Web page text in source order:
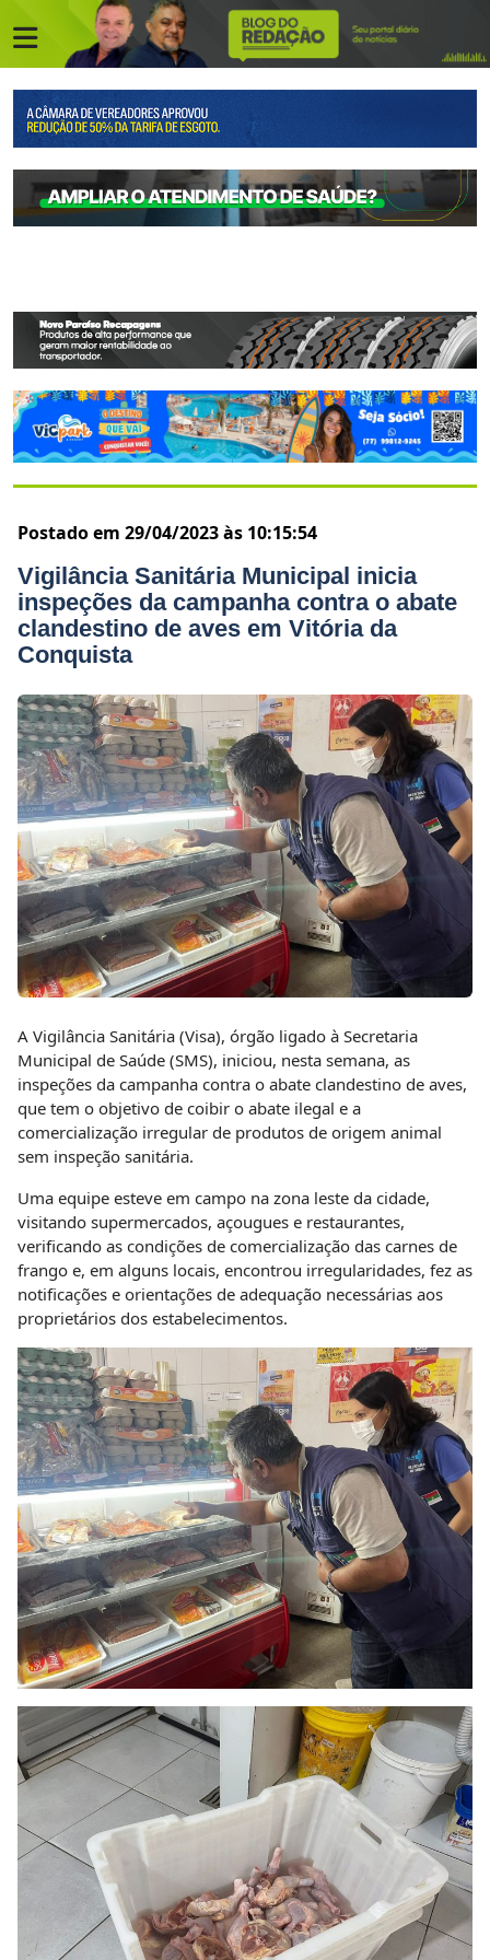
Postado em 29/04/2023 às 10:15:54
Vigilância Sanitária Municipal inicia
inspeções da campanha contra o abate
clandestino de aves em Vitória da
Conquista
A Vigilância Sanitária (Visa), órgão ligado à Secretaria
Municipal de Saúde (SMS), iniciou, nesta semana, as
inspeções da campanha contra o abate clandestino de aves,
que tem o objetivo de coibir o abate ilegal e a
comercialização irregular de produtos de origem animal
sem inspeção sanitária.
Uma equipe esteve em campo na zona leste da cidade,
visitando supermercados, açougues e restaurantes,
verificando as condições de comercialização das carnes de
frango e, em alguns locais, encontrou irregularidades, fez as
notificações e orientações de adequação necessárias aos
proprietários dos estabelecimentos.